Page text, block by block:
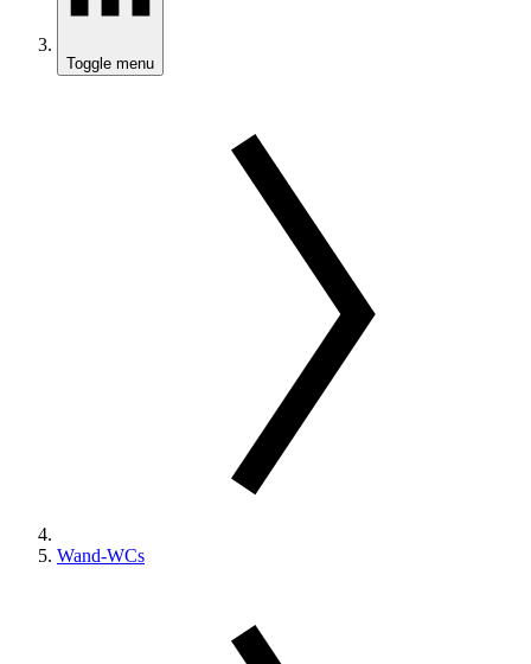
Toggle menu
Wand-WCs